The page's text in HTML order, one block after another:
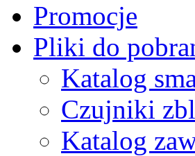
Promocje
Pliki do
Katalog
Czujniki
Katalog